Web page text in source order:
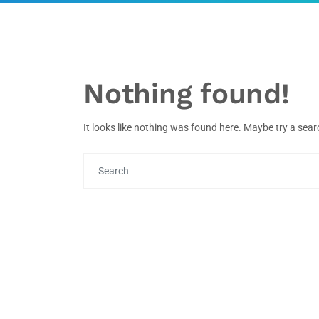
Nothing found!
It looks like nothing was found here. Maybe try a